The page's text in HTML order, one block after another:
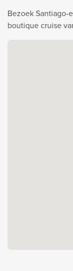
Bezoek Santiago-
boutique cruise